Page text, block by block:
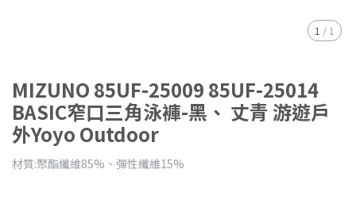
1 /1
MIZUNO 85UF-25009 85UF-25014
BASIC窄口三角泳褲-黑、 丈青 游遊戶
外Yoyo Outdoor
材質:聚酯纖維85%、彈性纖維15%